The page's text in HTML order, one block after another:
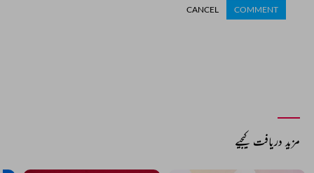
CANCEL COMMENT
مزید دریافت کیجیے